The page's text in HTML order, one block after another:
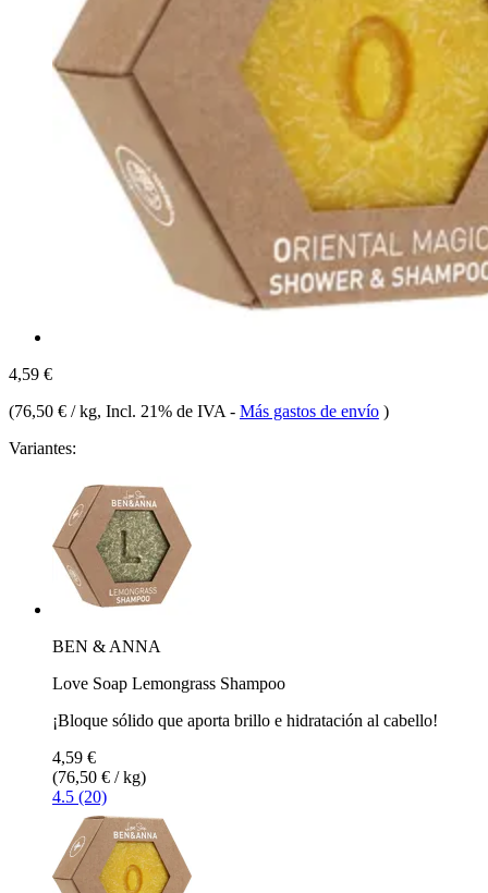
4,59 €
(76,50 € / kg, Incl. 21% de IVA - Más gastos de envío )
Variantes:
BEN & ANNA
Love Soap Lemongrass Shampoo
¡Bloque sólido que aporta brillo e hidratación al cabello!
4,59 €
(76,50 € / kg)
4.5 (20)